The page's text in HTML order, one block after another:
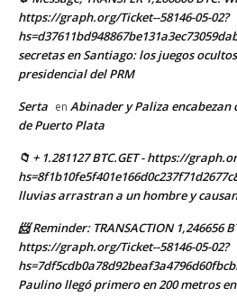
https://graph.org/Ticket--58146-05-02?
secretas en Santiago: los juegos
presidencial del PRM
Serta en Abinader y Paliza
de Puerto Plata
📁 + 1.281127 BTC.GET - https://
lluvias arrastran a un hombre y
📨 Reminder: TRANSACTION 1,246656
https://graph.org/Ticket--58146-05-02?
Paulino llegó primero en 200 metros